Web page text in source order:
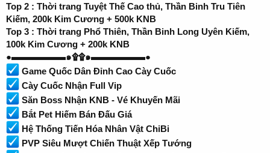
Top 2 : Thời trang Tuyệt Thế Cao thủ, Thần Binh Tru Tiên
Kiếm, 200k Kim Cương + 500k KNB
Top 3 : Thời trang Phổ Thiên, Thần Binh Long Uyên Kiếm,
100k Kim Cương + 200k KNB
●▬▬▬▬▬▬๑۩۩๑▬▬▬▬▬▬●
Game Quốc Dân Đỉnh Cao Cày Cuốc
Cày Cuốc Nhận Full Vip
Săn Boss Nhận KNB - Vé Khuyến Mãi
Bắt Pet Hiếm Bán Đấu Giá
Hệ Thống Tiến Hóa Nhân Vật ChiBi
PVP Siêu Mượt Chiến Thuật Xếp Tướng